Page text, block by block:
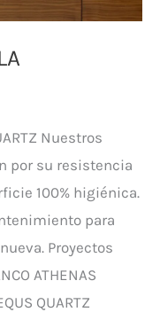
Nuestros
por su resistencia
100% higiénica.
para
Proyectos
ATHENAS
QUARTZ